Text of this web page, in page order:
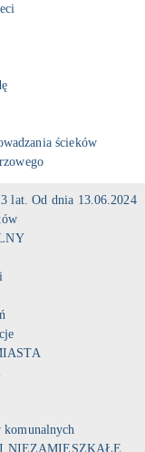
ścieków
lat. Od dnia 13.06.2024
NIEZAMIESZKAŁE